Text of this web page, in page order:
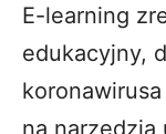
E-learning
edukacyjny,
na narzędzia